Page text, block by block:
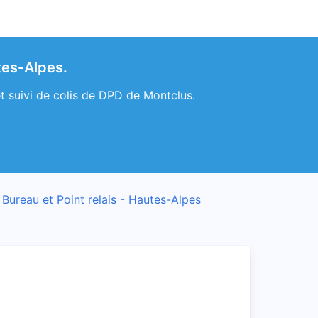
Alpes.
suivi de colis de DPD de Montclus.
Bureau et Point relais - Hautes-Alpes